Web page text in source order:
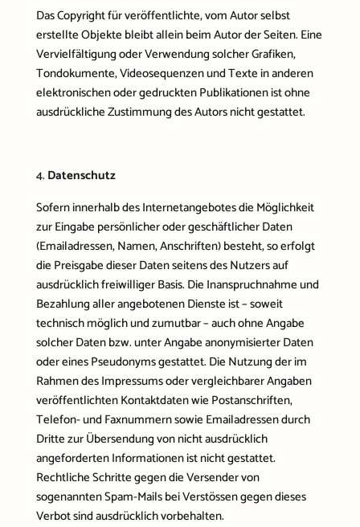
Das Copyright für veröffentlichte, vom Autor selbst
erstellte Objekte bleibt allein beim Autor der Seiten. Eine
Vervielfältigung oder Verwendung solcher Grafiken,
Tondokumente, Videosequenzen und Texte in anderen
elektronischen oder gedruckten Publikationen ist ohne
ausdrückliche Zustimmung des Autors nicht gestattet.
Datenschutz
Sofern innerhalb des Internetangebotes die Möglichkeit
zur Eingabe persönlicher oder geschäftlicher Daten
(Emailadressen, Namen, Anschriften) besteht, so erfolgt
die Preisgabe dieser Daten seitens des Nutzers auf
ausdrücklich freiwilliger Basis. Die Inanspruchnahme und
Bezahlung aller angebotenen Dienste ist – soweit
technisch möglich und zumutbar – auch ohne Angabe
solcher Daten bzw. unter Angabe anonymisierter Daten
oder eines Pseudonyms gestattet. Die Nutzung der im
Rahmen des Impressums oder vergleichbarer Angaben
veröffentlichten Kontaktdaten wie Postanschriften,
Telefon- und Faxnummern sowie Emailadressen durch
Dritte zur Übersendung von nicht ausdrücklich
angeforderten Informationen ist nicht gestattet.
Rechtliche Schritte gegen die Versender von
sogenannten Spam-Mails bei Verstössen gegen dieses
Verbot sind ausdrücklich vorbehalten.